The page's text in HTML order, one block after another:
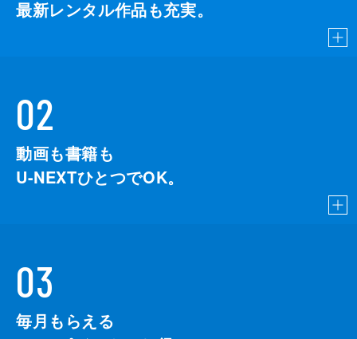
最新レンタル作品も充実。
02
動画も書籍も
U-NEXTひとつでOK。
03
毎月もらえる